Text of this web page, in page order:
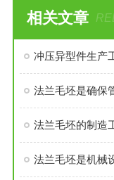
相关文章
冲压异型件生产
法兰毛坯是确保
法兰毛坯的制造
法兰毛坯是机械